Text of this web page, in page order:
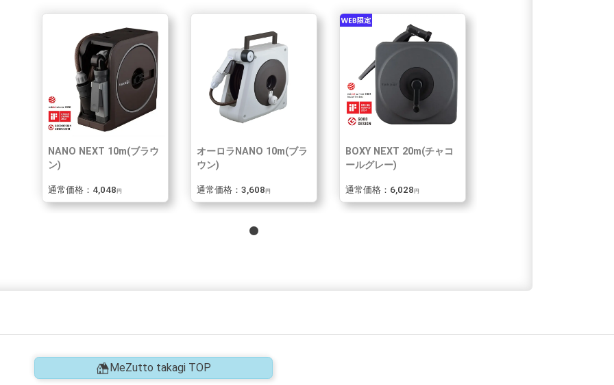
NANO NEXT 10m(ブラウ
ン)
通常価格：4,048 円
オーロラNANO 10m(ブラ
ウン)
通常価格：3,608 円
BOXY NEXT 20m(チャコ
ールグレー)
通常価格：6,028円
MeZutto takagi TOP